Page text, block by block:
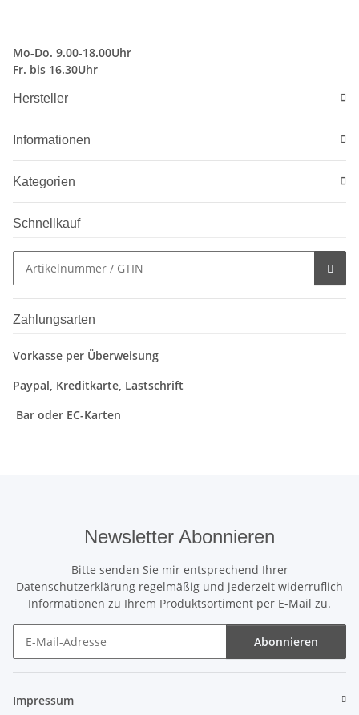
Mo-Do. 9.00-18.00Uhr
Fr. bis 16.30Uhr
Hersteller
Informationen
Kategorien
Schnellkauf
Zahlungsarten
Vorkasse per Überweisung
Paypal, Kreditkarte, Lastschrift
Bar oder EC-Karten
Newsletter Abonnieren
Bitte senden Sie mir entsprechend Ihrer
Datenschutzerklärung regelmäßig und jederzeit widerruflich
Informationen zu Ihrem Produktsortiment per E-Mail zu.
Abonnieren
Impressum